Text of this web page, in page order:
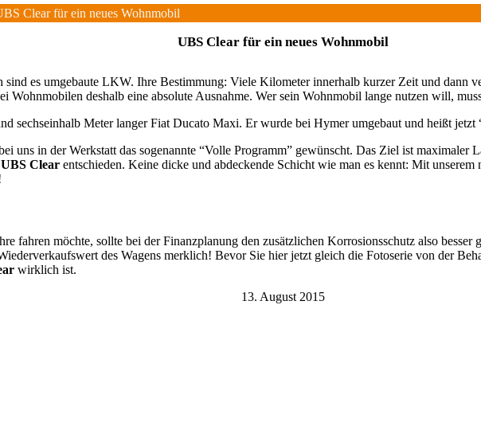
Clear für ein neues Wohnmobil
UBS Clear für ein neues Wohnmobil
sind es umgebaute LKW. Ihre Bestimmung: Viele Kilometer innerhalb kurzer Zeit und
Wohnmobilen deshalb eine absolute Ausnahme. Wer sein Wohnmobil lange nutzen will,
sechseinhalb Meter langer Fiat Ducato Maxi. Er wurde bei Hymer umgebaut und heißt
uns in der Werkstatt das sogenannte “Volle Programm” gewünscht. Das Ziel ist
UBS Clear entschieden. Keine dicke und abdeckende Schicht wie man es kennt: Mit
fahren möchte, sollte bei der Finanzplanung den zusätzlichen Korrosionsschutz also
des Wagens merklich! Bevor Sie hier jetzt gleich die Fotoserie von der
wirklich ist.
13. August 2015